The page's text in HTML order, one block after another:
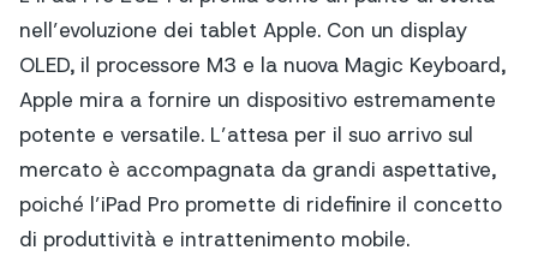
nell’evoluzione dei tablet Apple. Con un display
OLED, il processore M3 e la nuova Magic Keyboard,
Apple mira a fornire un dispositivo estremamente
potente e versatile. L’attesa per il suo arrivo sul
mercato è accompagnata da grandi aspettative,
poiché l’iPad Pro promette di ridefinire il concetto
di produttività e intrattenimento mobile.